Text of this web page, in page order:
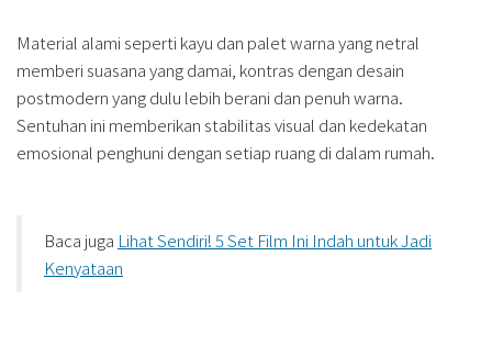
Material alami seperti kayu dan palet warna yang netral
memberi suasana yang damai, kontras dengan desain
postmodern yang dulu lebih berani dan penuh warna.
Sentuhan ini memberikan stabilitas visual dan kedekatan
emosional penghuni dengan setiap ruang di dalam rumah.
Baca juga Lihat Sendiri! 5 Set Film Ini Indah untuk Jadi
Kenyataan